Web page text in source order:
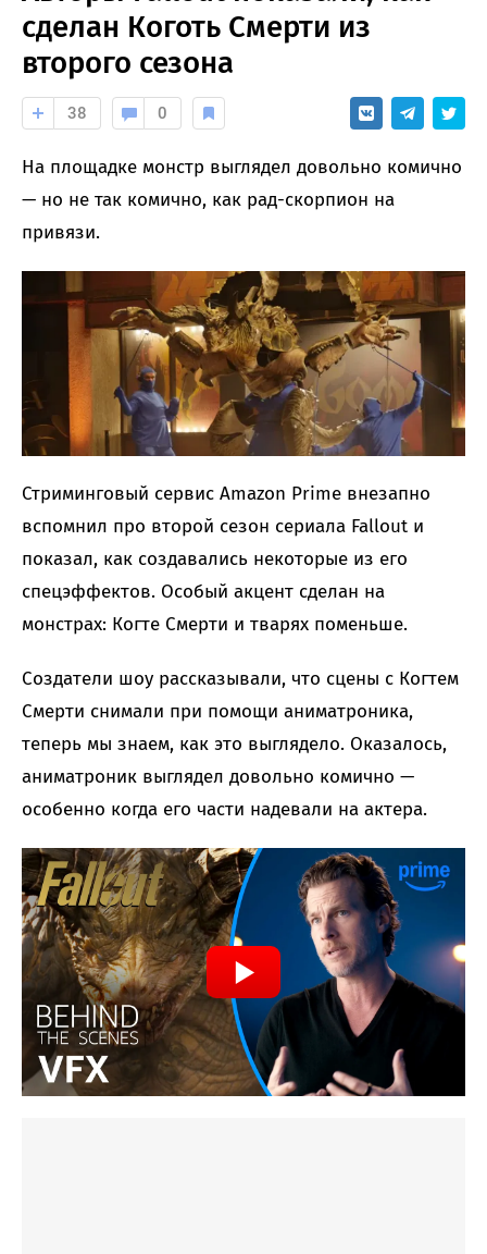
сделан Коготь Смерти из
второго сезона
38 0
На площадке монстр выглядел довольно комично
— но не так комично, как рад-скорпион на
привязи.
Стриминговый сервис Amazon Prime внезапно
вспомнил про второй сезон сериала Fallout и
показал, как создавались некоторые из его
спецэффектов. Особый акцент сделан на
монстрах: Когте Смерти и тварях поменьше.
Создатели шоу рассказывали, что сцены с Когтем
Смерти снимали при помощи аниматроника,
теперь мы знаем, как это выглядело. Оказалось,
аниматроник выглядел довольно комично —
особенно когда его части надевали на актера.